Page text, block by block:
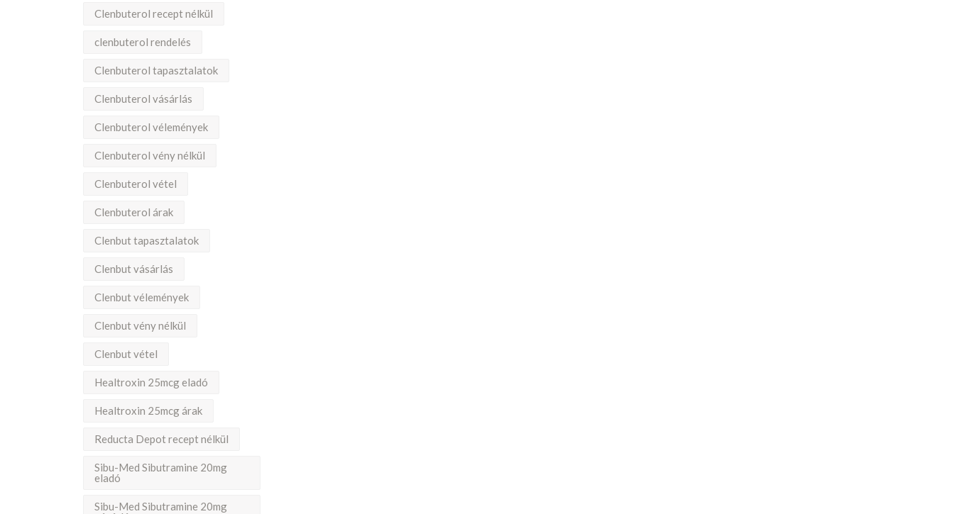
Clenbuterol recept nélkül
clenbuterol rendelés
Clenbuterol tapasztalatok
Clenbuterol vásárlás
Clenbuterol vélemények
Clenbuterol vény nélkül
Clenbuterol vétel
Clenbuterol árak
Clenbut tapasztalatok
Clenbut vásárlás
Clenbut vélemények
Clenbut vény nélkül
Clenbut vétel
Healtroxin 25mcg eladó
Healtroxin 25mcg árak
Reducta Depot recept nélkül
Sibu-Med Sibutramine 20mg
eladó
Sibu-Med Sibutramine 20mg